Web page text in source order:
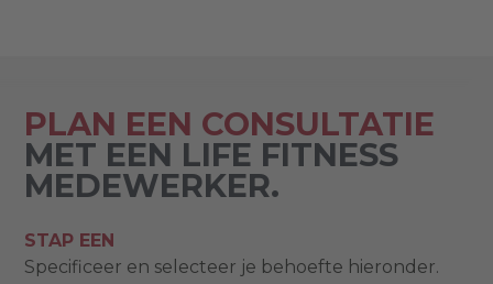
PLAN EEN CONSULTATIE
MET EEN LIFE FITNESS
MEDEWERKER.
STAP EEN
Specificeer en selecteer je behoefte hieronder.